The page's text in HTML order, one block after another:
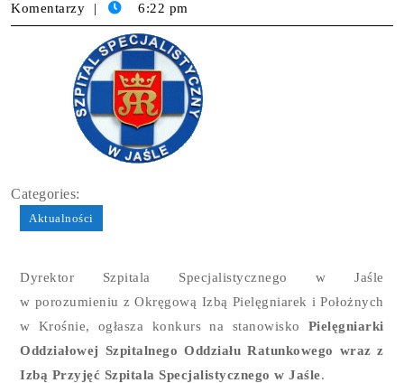
Komentarzy
6:22 pm
Categories:
Aktualności
Dyrektor Szpitala Specjalistycznego w Jaśle
w porozumieniu z Okręgową Izbą Pielęgniarek i Położnych
w Krośnie, ogłasza konkurs na stanowisko Pielęgniarki
Oddziałowej Szpitalnego Oddziału Ratunkowego wraz z
Izbą Przyjęć Szpitala Specjalistycznego w Jaśle.